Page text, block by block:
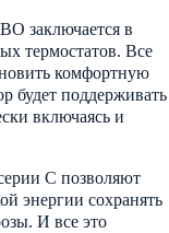
заключается в
термостатов. Все
комфортную
будет поддерживать
включаясь и
С позволяют
энергии сохранять
И все это